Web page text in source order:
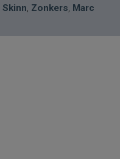
Skinn, Zonkers, Marc